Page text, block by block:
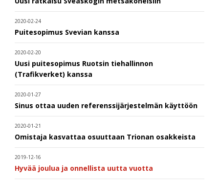
2020-02-24
Puitesopimus Svevian kanssa
2020-02-20
Uusi puitesopimus Ruotsin tiehallinnon
(Trafikverket) kanssa
2020-01-27
Sinus ottaa uuden referenssijärjestelmän käyttöön
2020-01-21
Omistaja kasvattaa osuuttaan Trionan osakkeista
2019-12-16
Hyvää joulua ja onnellista uutta vuotta